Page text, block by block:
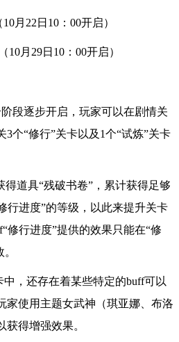
月22日10：00开启）
10月29日10：00开启）
段逐步开启，玩家可以在剧情关
个“修行”关卡以及1个“试炼”关卡
得道具“残破书卷”，累计获得足够
行进度”的等级，以此来提升关卡
修行进度”提供的效果只能在“修
中，还存在着某些特定的buff可以
家使用主题女武神（琪亚娜、布洛
得增强效果。